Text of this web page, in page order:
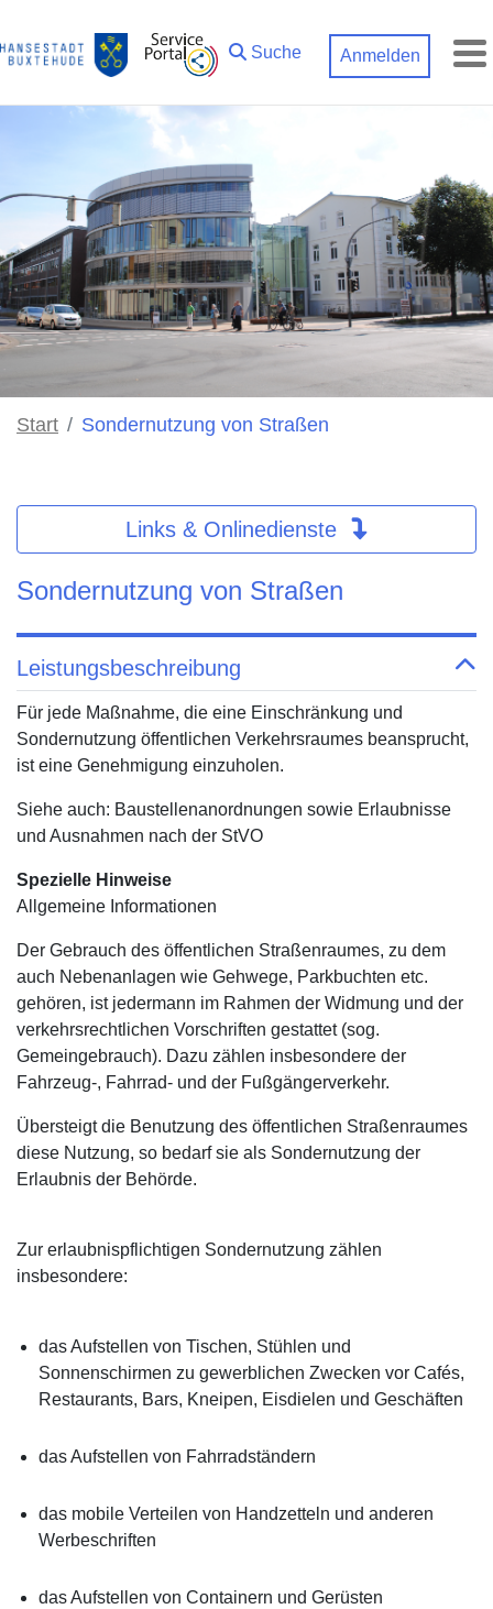
Suche Anmelden
Start Sondernutzung von Straßen
Links & Onlinedienste
Sondernutzung von Straßen
Leistungsbeschreibung
Für jede Maßnahme, die eine Einschränkung und
Sondernutzung öffentlichen Verkehrsraumes beansprucht,
ist eine Genehmigung einzuholen.
Siehe auch: Baustellenanordnungen sowie Erlaubnisse
und Ausnahmen nach der StVO
Spezielle Hinweise
Allgemeine Informationen
Der Gebrauch des öffentlichen Straßenraumes, zu dem
auch Nebenanlagen wie Gehwege, Parkbuchten etc.
gehören, ist jedermann im Rahmen der Widmung und der
verkehrsrechtlichen Vorschriften gestattet (sog.
Gemeingebrauch). Dazu zählen insbesondere der
Fahrzeug-, Fahrrad- und der Fußgängerverkehr.
Übersteigt die Benutzung des öffentlichen Straßenraumes
diese Nutzung, so bedarf sie als Sondernutzung der
Erlaubnis der Behörde.
Zur erlaubnispflichtigen Sondernutzung zählen
insbesondere:
das Aufstellen von Tischen, Stühlen und
Sonnenschirmen zu gewerblichen Zwecken vor Cafés,
Restaurants, Bars, Kneipen, Eisdielen und Geschäften
das Aufstellen von Fahrradständern
das mobile Verteilen von Handzetteln und anderen
Werbeschriften
das Aufstellen von Containern und Gerüsten